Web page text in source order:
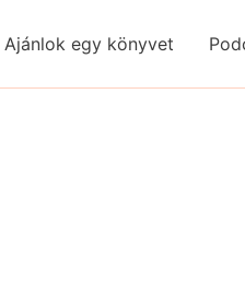
Ajánlok egy könyvet